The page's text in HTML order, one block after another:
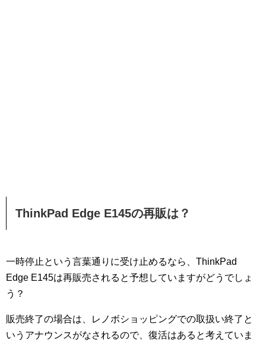
ThinkPad Edge E145の再販は？
一時停止という言葉通りに受け止めるなら、ThinkPad
Edge E145は再販売されると予想していますがどうでしょ
う？
販売終了の場合は、レノボショッピングでの取扱い終了と
いうアナウンスがなされるので、復活はあると考えていま